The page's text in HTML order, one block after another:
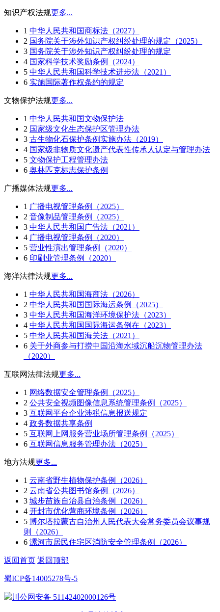
知识产权法规更多...
1 中华人民共和国商标法（2027）
2 国务院关于涉外知识产权纠纷处理的规定（2025）
3 国务院关于涉外知识产权纠纷处理的规定
4 国家科学技术奖励条例（2024）
5 中华人民共和国科学技术进步法（2021）
6 实施国际著作权条约的规定
文物保护法规更多...
1 中华人民共和国文物保护法
2 国家级文化生态保护区管理办法
3 古生物化石保护条例实施办法（2019）
4 国家级非物质文化遗产代表性传承人认定与管理办法
5 文物保护工程管理办法
6 奥林匹克标志保护条例
广播媒体法规更多...
1 广播电视管理条例（2025）
2 音像制品管理条例（2025）
3 中华人民共和国广告法（2021）
4 广播电视管理条例（2020）
5 营业性演出管理条例（2020）
6 印刷业管理条例（2020）
海洋法律法规更多...
1 中华人民共和国海商法（2026）
2 中华人民共和国国际海运条例（2025）
3 中华人民共和国海洋环境保护法（2023）
4 中华人民共和国国际海运条例在（2023）
5 中华人民共和国海关法（2021）
6 关于外商参与打捞中国沿海水域沉船沉物管理办法
（2020）
互联网法律法规更多...
1 网络数据安全管理条例（2025）
2 公共安全视频图像信息系统管理条例（2025）
3 互联网平台企业涉税信息报送规定
4 政务数据共享条例
5 互联网上网服务营业场所管理条例（2025）
6 互联网信息服务管理办法（2025）
地方法规更多...
1 云南省野生植物保护条例（2026）
2 云南省公共图书馆条例（2026）
3 城步苗族自治县自治条例（2026）
4 开封市优化营商环境条例（2026）
5 博尔塔拉蒙古自治州人民代表大会常务委员会议事规
则（2026）
6 漯河市居民住宅区消防安全管理条例（2026）
返回首页 返回顶部
蜀ICP备14005278号-5
川公网安备 51142402000126号